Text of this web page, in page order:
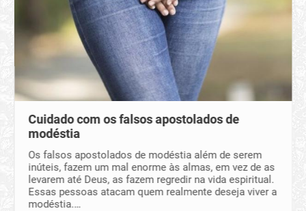
Cuidado com os falsos apostolados de
modéstia
Os falsos apostolados de modéstia além de serem
inúteis, fazem um mal enorme às almas, em vez de as
levarem até Deus, as fazem regredir na vida espiritual.
Essas pessoas atacam quem realmente deseja viver a
modéstia.…